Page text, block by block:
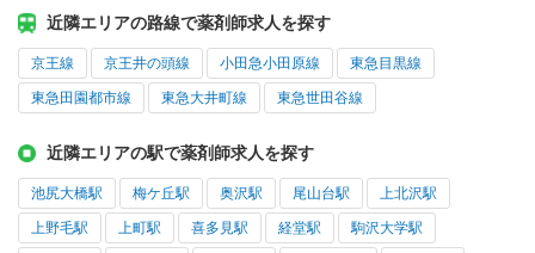
近隣エリアの路線で薬剤師求人を探す
京王線 京王井の頭線 小田急小田原線 東急目黒線
東急田園都市線 東急大井町線 東急世田谷線
近隣エリアの駅で薬剤師求人を探す
池尻大橋駅 梅ケ丘駅 奥沢駅 尾山台駅 上北沢駅
上野毛駅 上町駅 喜多見駅 経堂駅 駒沢大学駅